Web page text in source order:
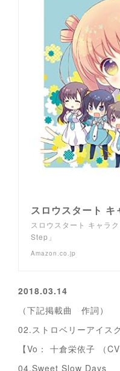
スロウスタート キャラ
Step」
Amazon.co.jp
2018.03.14
（下記掲載曲 作詞）
02.ストロベリーアイス
【Vo： 十倉栄依子 （
04.Sweet Slow Days